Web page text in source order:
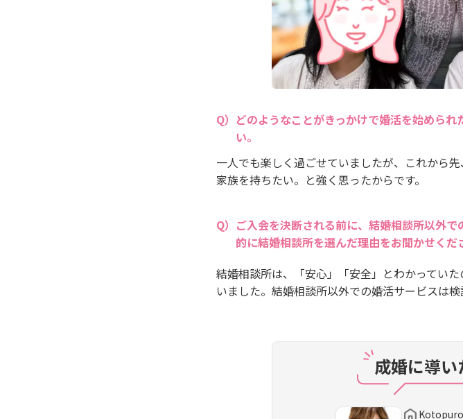
どのようなことがきっかけで婚活を始めら
い。
一人でも楽しく過ごせていましたが、これから
家族を持ちたい。と強く思ったからです。
ご入会を決断される前に、結婚相談所以外
的に結婚相談所を選んだ理由をお聞かせくだ
結婚相談所は、「安心」「安全」とわかってい
いました。結婚相談所以外での婚活サービスは検
成婚に導
Kotopuro